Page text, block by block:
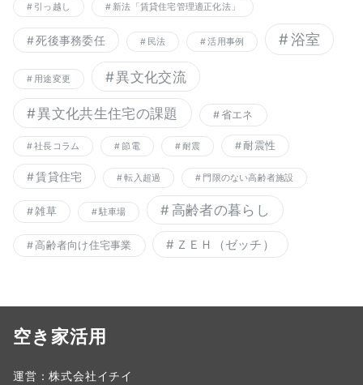
引っ越し 新法「賃貸住宅管理適正化法」
死後事務委任 民法 活用事例 浴室
用途変更 異文化交流
異文化共生住宅の課題 省エネ
社長コラム 節電 耐震 耐震性
賃貸住宅 転入超過 門限のない高齢者施設
雑草 駐車場 高齢者の暮らし
高齢者向け住宅事業 ＺＥＨ（ゼッチ）
空き家活用
運営：株式会社イチイ